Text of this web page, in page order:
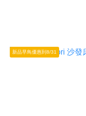
新品早鳥優惠到8/31